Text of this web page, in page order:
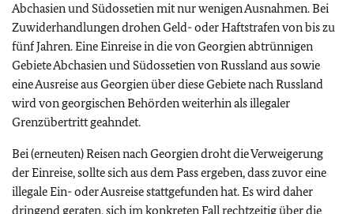
Abchasien und Südossetien mit nur wenigen Ausnahmen. Bei
Zuwiderhandlungen drohen Geld- oder Haftstrafen von bis zu
fünf Jahren. Eine Einreise in die von Georgien abtrünnigen
Gebiete Abchasien und Südossetien von Russland aus sowie
eine Ausreise aus Georgien über diese Gebiete nach Russland
wird von georgischen Behörden weiterhin als illegaler
Grenzübertritt geahndet.
Bei (erneuten) Reisen nach Georgien droht die Verweigerung
der Einreise, sollte sich aus dem Pass ergeben, dass zuvor eine
illegale Ein- oder Ausreise stattgefunden hat. Es wird daher
dringend geraten, sich im konkreten Fall rechtzeitig über die